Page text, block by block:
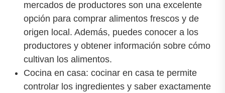
mercados de productores son una excelente
opción para comprar alimentos frescos y de
origen local. Además, puedes conocer a los
productores y obtener información sobre cómo
cultivan los alimentos.
Cocina en casa: cocinar en casa te permite
controlar los ingredientes y saber exactamente